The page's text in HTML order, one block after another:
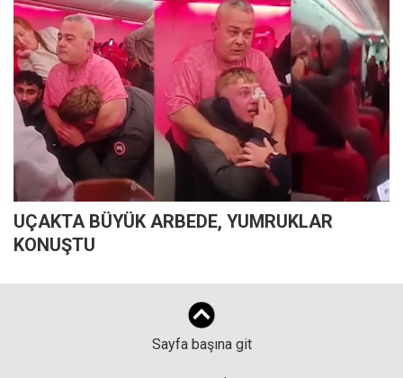
UÇAKTA BÜYÜK ARBEDE, YUMRUKLAR
KONUŞTU
Sayfa başına git